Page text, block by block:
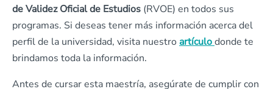
de Validez Oficial de Estudios (RVOE) en todos sus
programas. Si deseas tener más información acerca del
perfil de la universidad, visita nuestro artículodonde te
brindamos toda la información.
Antes de cursar esta maestría, asegúrate de cumplir con